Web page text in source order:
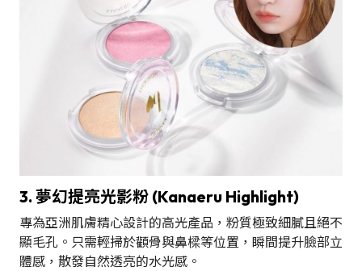
3. 夢幻提亮光影粉 (Kanaeru Highlight)
專為亞洲肌膚精心設計的高光產品，粉質極致細膩且絕不
顯毛孔。只需輕掃於顴骨與鼻樑等位置，瞬間提升臉部立
體感，散發自然透亮的水光感。